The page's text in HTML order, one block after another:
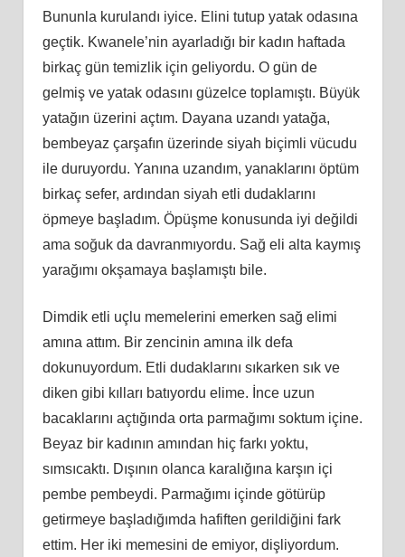
Bununla kurulandı iyice. Elini tutup yatak odasına
geçtik. Kwanele’nin ayarladığı bir kadın haftada
birkaç gün temizlik için geliyordu. O gün de
gelmiş ve yatak odasını güzelce toplamıştı. Büyük
yatağın üzerini açtım. Dayana uzandı yatağa,
bembeyaz çarşafın üzerinde siyah biçimli vücudu
ile duruyordu. Yanına uzandım, yanaklarını öptüm
birkaç sefer, ardından siyah etli dudaklarını
öpmeye başladım. Öpüşme konusunda iyi değildi
ama soğuk da davranmıyordu. Sağ eli alta kaymış
yarağımı okşamaya başlamıştı bile.
Dimdik etli uçlu memelerini emerken sağ elimi
amına attım. Bir zencinin amına ilk defa
dokunuyordum. Etli dudaklarını sıkarken sık ve
diken gibi kılları batıyordu elime. İnce uzun
bacaklarını açtığında orta parmağımı soktum içine.
Beyaz bir kadının amından hiç farkı yoktu,
sımsıcaktı. Dışının olanca karalığına karşın içi
pembe pembeydi. Parmağımı içinde götürüp
getirmeye başladığımda hafiften gerildiğini fark
ettim. Her iki memesini de emiyor, dişliyordum.